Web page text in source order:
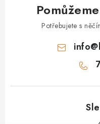
Potřebujete s
info@